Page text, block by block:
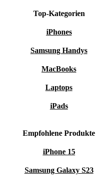
Top-Kategorien
iPhones
Samsung Handys
MacBooks
Laptops
iPads
Empfohlene Produkte
iPhone 15
Samsung Galaxy S23